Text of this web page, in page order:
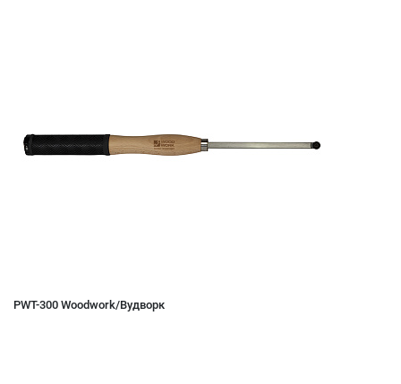
PWT-300 Woodwork/Вудворк